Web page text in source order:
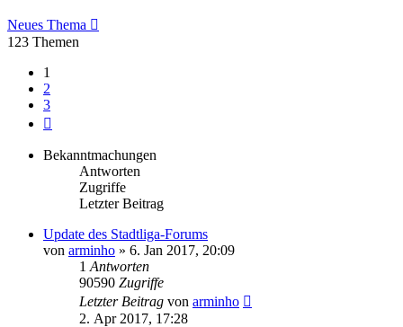
Neues Thema
123 Themen
1
2
3
Bekanntmachungen
Antworten
Zugriffe
Letzter Beitrag
Update des Stadtliga-Forums
von arminho » 6. Jan 2017, 20:09
1 Antworten
90590 Zugriffe
Letzter Beitrag von arminho
2. Apr 2017, 17:28